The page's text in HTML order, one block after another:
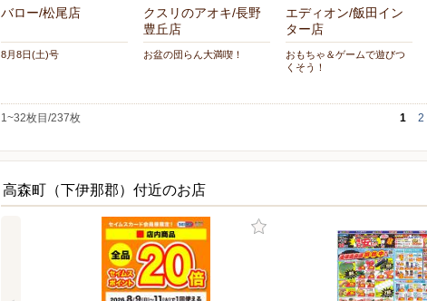
バロー/松尾店
8月8日(土)号
クスリのアオキ/長野
豊丘店
お盆の団らん大満喫！
エディオン/飯田イン
ター店
おもちゃ＆ゲームで遊びつ
くそう！
1~32枚目/237枚 1 2
高森町（下伊那郡）付近のお店